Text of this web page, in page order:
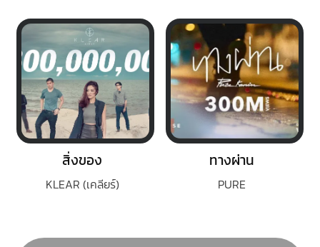
สิ่งของ
KLEAR (เคลียร์)
ทางผ่าน
PURE